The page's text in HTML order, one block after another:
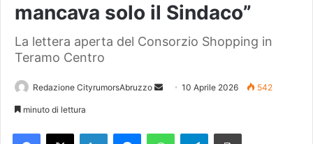
mancava solo il Sindaco”
La lettera aperta del Consorzio Shopping in
Teramo Centro
Redazione CityrumorsAbruzzo 10 Aprile 2026 542
minuto di lettura
Telegram